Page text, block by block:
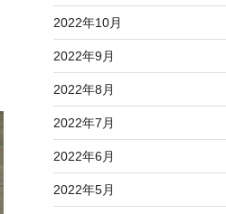
2022年10月
2022年9月
2022年8月
2022年7月
2022年6月
2022年5月